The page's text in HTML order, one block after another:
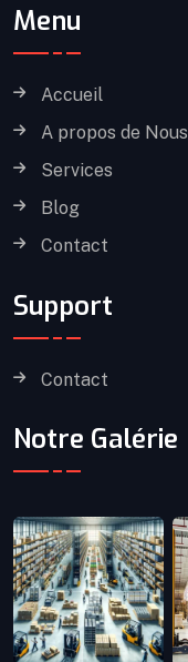
Menu
Accueil
A propos de Nous
Services
Blog
Contact
Support
Contact
Notre Galérie